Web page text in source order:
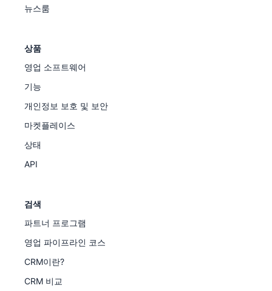
뉴스룸
상품
영업 소프트웨어
기능
개인정보 보호 및 보안
마켓플레이스
상태
API
검색
파트너 프로그램
영업 파이프라인 코스
CRM이란?
CRM 비교